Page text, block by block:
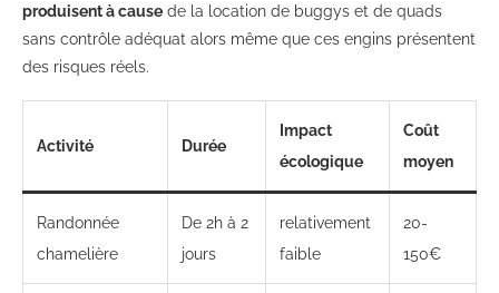
produisent à cause de la location de buggys et de quads
sans contrôle adéquat alors même que ces engins présentent
des risques réels.
Activité Durée
Impact
écologique
Coût
moyen
Randonnée
chamelière
De 2h à 2
jours
relativement
faible
20-
150€